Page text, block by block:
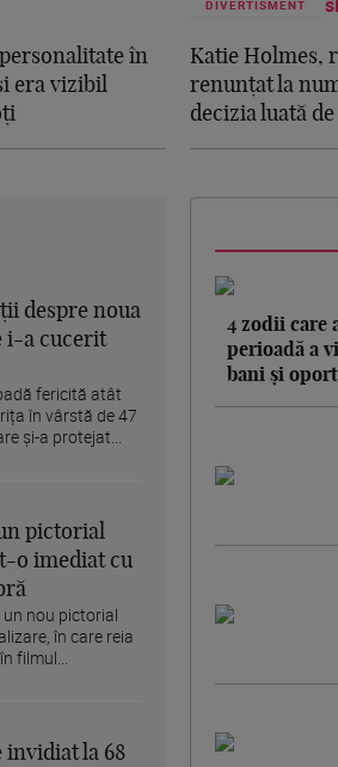
în
era vizibil
DIVERTISMENT
Katie Holmes,
renunțat la
decizia luată
despre noua
i-a cucerit
fericită atât
în vârstă de 47
și-a protejat...
pictorial
o imediat cu
nou pictorial
în care reia
filmul...
la 68
4 zodii care
perioadă a
bani și